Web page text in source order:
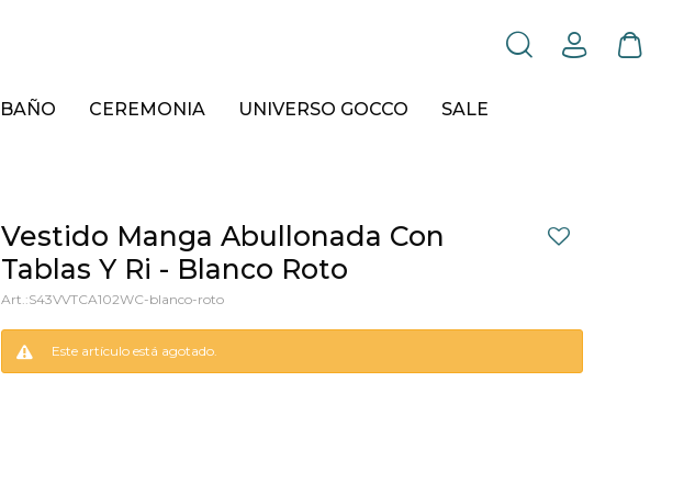
BAÑO CEREMONIA UNIVERSO GOCCO SALE
Vestido Manga Abullonada Con
Tablas Y Ri - Blanco Roto
S43VVTCA102WC-blanco-roto
Este artículo está agotado.